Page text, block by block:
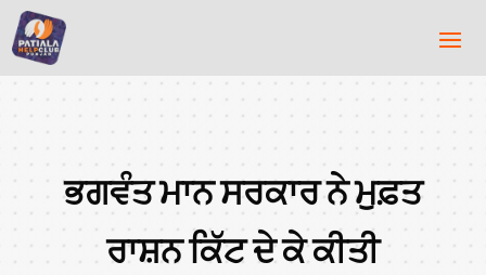
ਭਗਵੰਤ ਮਾਨ ਸਰਕਾਰ ਨੇ ਮੁਫ਼ਤ
ਰਾਸ਼ਨ ਕਿੱਟ ਦੇ ਕੇ ਕੀਤੀ